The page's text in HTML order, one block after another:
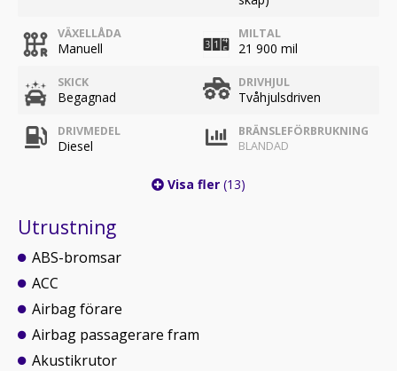
VÄXELLÅDA
Manuell
MILTAL
21 900 mil
SKICK
Begagnad
DRIVHJUL
Tvåhjulsdriven
DRIVMEDEL
Diesel
BRÄNSLEFÖRBRUKNING
BLANDAD
Visa fler (13)
Utrustning
ABS-bromsar
ACC
Airbag förare
Airbag passagerare fram
Akustikrutor